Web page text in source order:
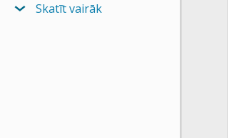
Skatīt vairāk